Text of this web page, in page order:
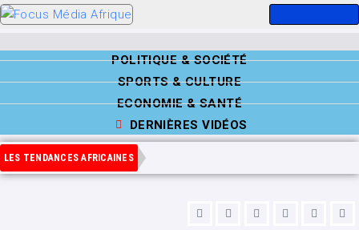
POLITIQUE & SOCIÉTÉ
SPORTS & CULTURE
ECONOMIE & SANTÉ
DERNIÈRES VIDÉOS
LES TENDANCES AFRICAINES